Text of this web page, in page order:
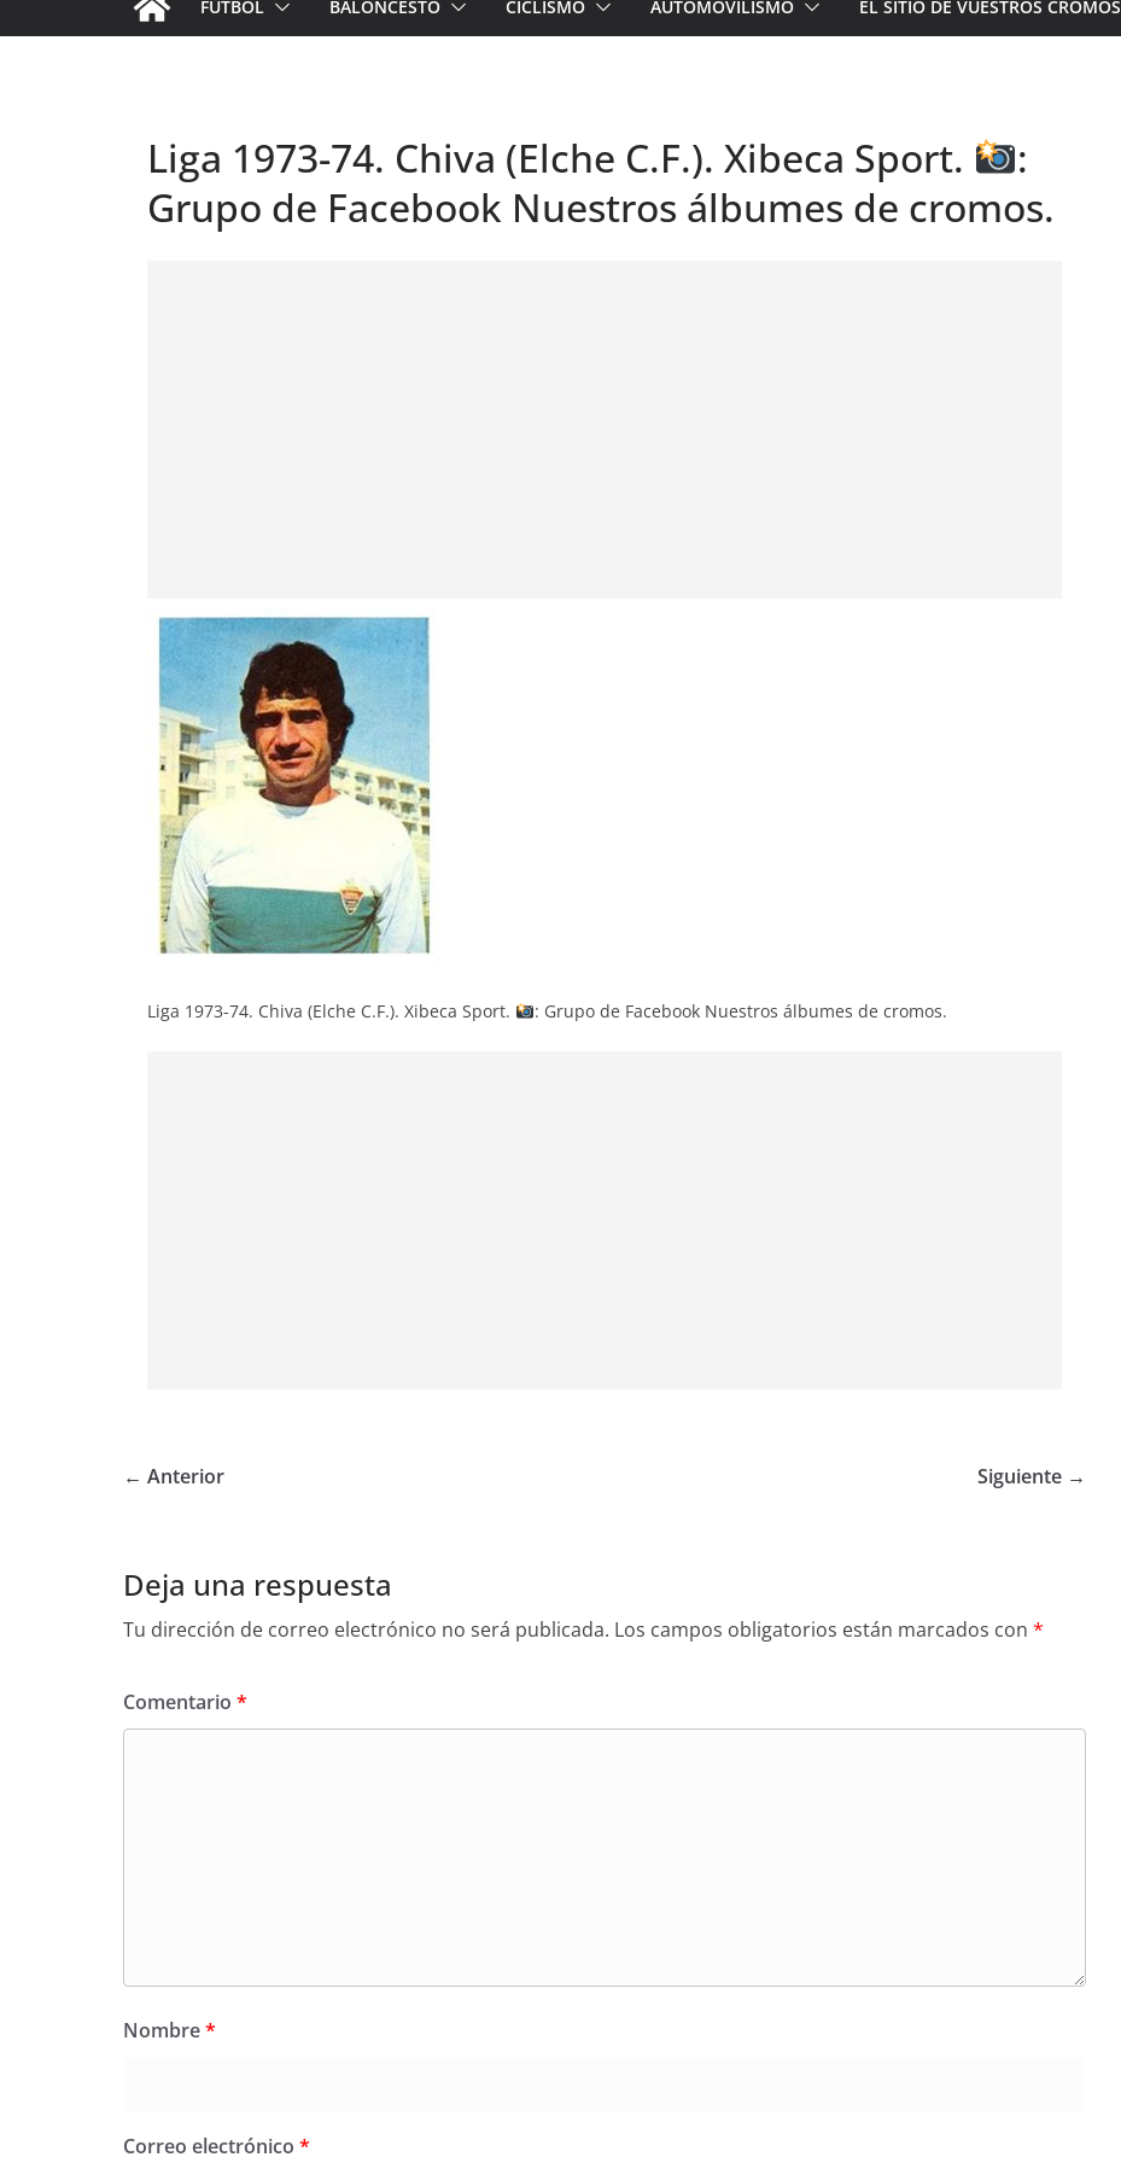
FÚTBOL BALONCESTO CICLISMO AUTOMOVILISMO EL SITIO DE VUESTROS CROMOS
Liga 1973-74. Chiva (Elche C.F.). Xibeca Sport.
:
Grupo de Facebook Nuestros álbumes de cromos.
Liga 1973-74. Chiva (Elche C.F.). Xibeca Sport. : Grupo de Facebook Nuestros álbumes de cromos.
← Anterior Siguiente →
Deja una respuesta
Tu dirección de correo electrónico no será publicada. Los campos obligatorios están marcados con *
Comentario *
Nombre*
Correo electrónico *